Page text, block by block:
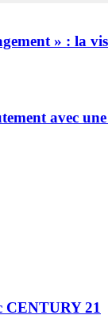
» : la
avec
CENTURY 21